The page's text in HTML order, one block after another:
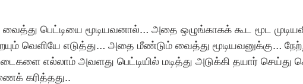
பெட்டியை மூடியவனால்… அதை ஒழுங்காகக் கூட மூட
வெளியே எடுத்து… அதை மீண்டும் வைத்து மூடியவனுக்கு…
எல்லாம் அவளது பெட்டியில் மடித்து அடுக்கி தயார் செய்து
கரித்தது..